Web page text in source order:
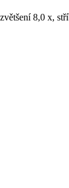
8,0 x,